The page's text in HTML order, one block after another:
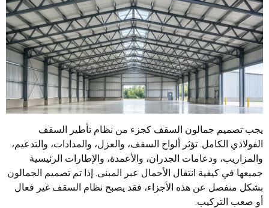
يجب تصميم جمالون السقف كجزء من نظام تأطير السقف
الفولاذي الكامل. تؤثر ألواح السقف، والعزل، والمدادات، والتدعيم،
والمزاريب، ودعامات الجدران، والأعمدة، والإطارات الرئيسية
جميعها في كيفية انتقال الأحمال عبر المبنى. إذا تم تصميم الجمالون
بشكل منفصل عن هذه الأجزاء، فقد يصبح نظام السقف غير فعال
أو صعب التركيب.